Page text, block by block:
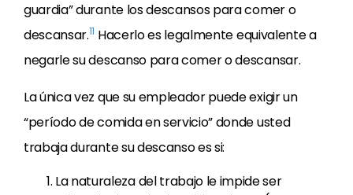
guardia” durante los descansos para comer o
descansar.11 Hacerlo es legalmente equivalente a
negarle su descanso para comer o descansar.
La única vez que su empleador puede exigir un
“período de comida en servicio” donde usted
trabaja durante su descanso es si:
La naturaleza del trabajo le impide ser